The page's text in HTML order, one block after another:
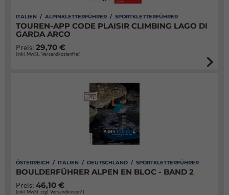
ITALIEN / ALPINKLETTERFÜHRER / SPORTKLETTERFÜHRER
TOUREN-APP CODE PLAISIR CLIMBING LAGO DI
GARDA ARCO
Preis: 29,70 €
(inkl. MwSt., Versandkostenfrei)
ÖSTERREICH / ITALIEN / DEUTSCHLAND / SPORTKLETTERFÜHRER
BOULDERFÜHRER ALPEN EN BLOC - BAND 2
Preis: 46,10 €
(inkl. MwSt. zzgl. Versandkosten*)